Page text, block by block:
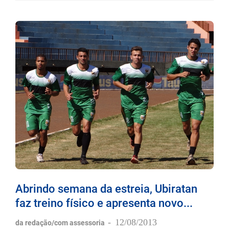
Abrindo semana da estreia, Ubiratan
faz treino físico e apresenta novo...
da redação/com assessoria - 12/08/2013